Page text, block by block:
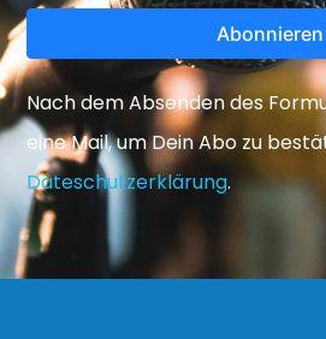
Abonnieren
Nach dem Absenden des
eine Mail, um Dein Abo zu
Dateschutzerklärung.